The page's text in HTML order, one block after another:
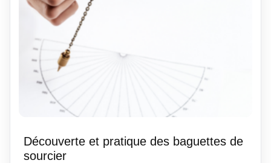
Découverte et pratique des baguettes de
sourcier